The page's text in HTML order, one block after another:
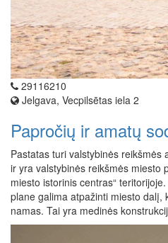
29116210
Jelgava, Vecpilsētas iela 2
Papročių ir amatų
Pastatas turi valstybinės reikšmės
ir yra valstybinės reikšmės miesto
miesto istorinis centras“
plane galima atpažinti miesto dalį,
namas. Tai yra medinės